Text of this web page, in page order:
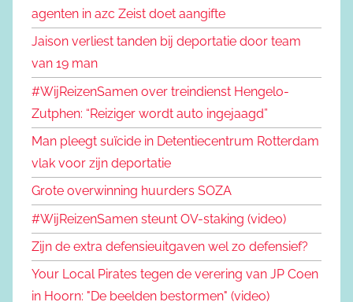
agenten in azc Zeist doet aangifte
Jaison verliest tanden bij deportatie door team
van 19 man
#WijReizenSamen over treindienst Hengelo-
Zutphen: “Reiziger wordt auto ingejaagd”
Man pleegt suïcide in Detentiecentrum Rotterdam
vlak voor zijn deportatie
Grote overwinning huurders SOZA
#WijReizenSamen steunt OV-staking (video)
Zijn de extra defensieuitgaven wel zo defensief?
Your Local Pirates tegen de verering van JP Coen
in Hoorn: "De beelden bestormen" (video)